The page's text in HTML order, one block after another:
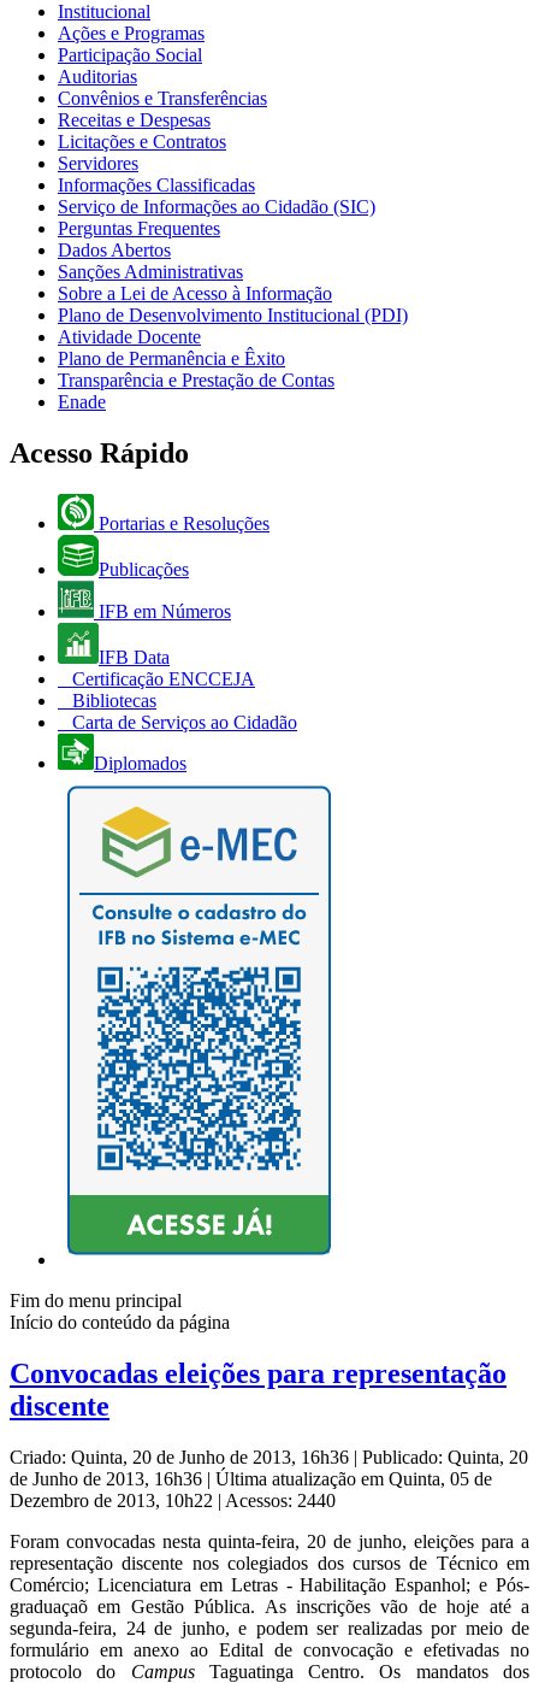
Institucional
Ações e Programas
Participação Social
Auditorias
Convênios e Transferências
Receitas e Despesas
Licitações e Contratos
Servidores
Informações Classificadas
Serviço de Informações ao Cidadão (SIC)
Perguntas Frequentes
Dados Abertos
Sanções Administrativas
Sobre a Lei de Acesso à Informação
Plano de Desenvolvimento Institucional (PDI)
Atividade Docente
Plano de Permanência e Êxito
Transparência e Prestação de Contas
Enade
Acesso Rápido
Portarias e Resoluções
Publicações
IFB em Números
IFB Data
Certificação ENCCEJA
Bibliotecas
Carta de Serviços ao Cidadão
Diplomados
Fim do menu principal
Início do conteúdo da página
Convocadas eleições para representação
discente
Criado: Quinta, 20 de Junho de 2013, 16h36 | Publicado: Quinta, 20
de Junho de 2013, 16h36 | Última atualização em Quinta, 05 de
Dezembro de 2013, 10h22 | Acessos: 2440
Foram convocadas nesta quinta-feira, 20 de junho, eleições para a
representação discente nos colegiados dos cursos de Técnico em
Comércio; Licenciatura em Letras - Habilitação Espanhol; e Pós-
graduaçaõ em Gestão Pública. As inscrições vão de hoje até a
segunda-feira, 24 de junho, e podem ser realizadas por meio de
formulário em anexo ao Edital de convocação e efetivadas no
protocolo do CampusTaguatinga Centro. Os mandatos dos